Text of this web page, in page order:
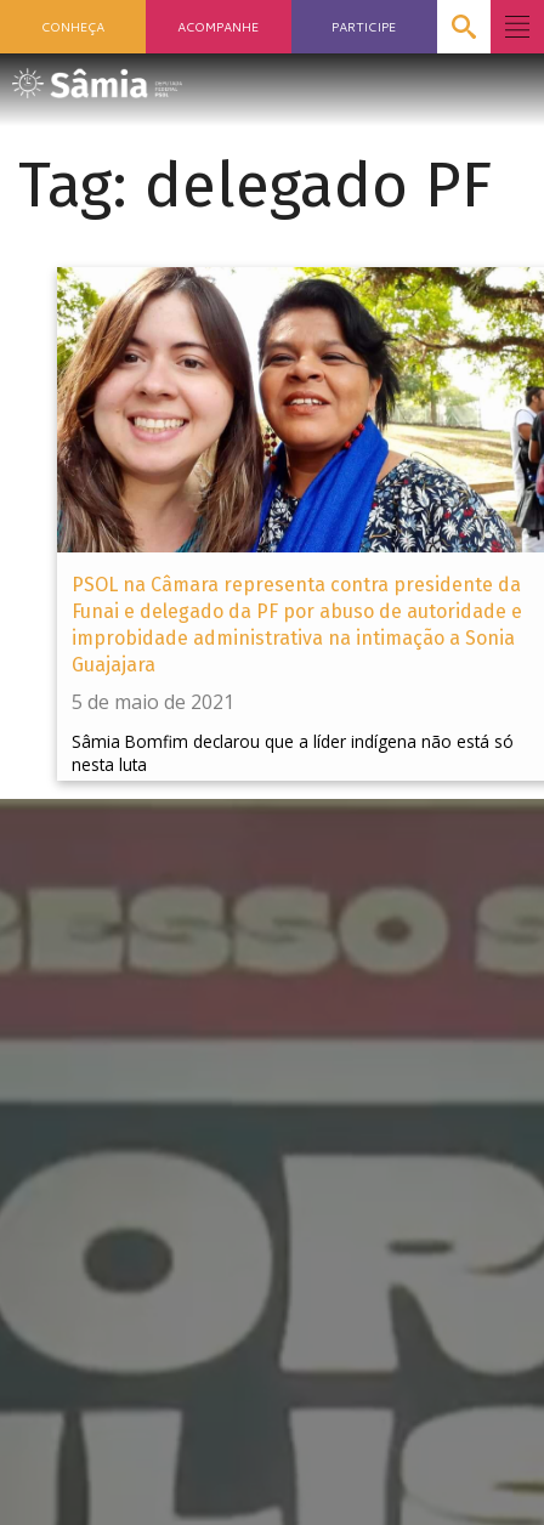
CONHEÇA ACOMPANHE PARTICIPE
Tag: delegado PF
PSOL na Câmara representa contra presidente da
Funai e delegado da PF por abuso de autoridade e
improbidade administrativa na intimação a Sonia
Guajajara
5 de maio de 2021
Sâmia Bomfim declarou que a líder indígena não está só
nesta luta